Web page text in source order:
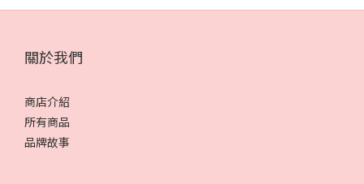
關於我們
商店介紹
所有商品
品牌故事